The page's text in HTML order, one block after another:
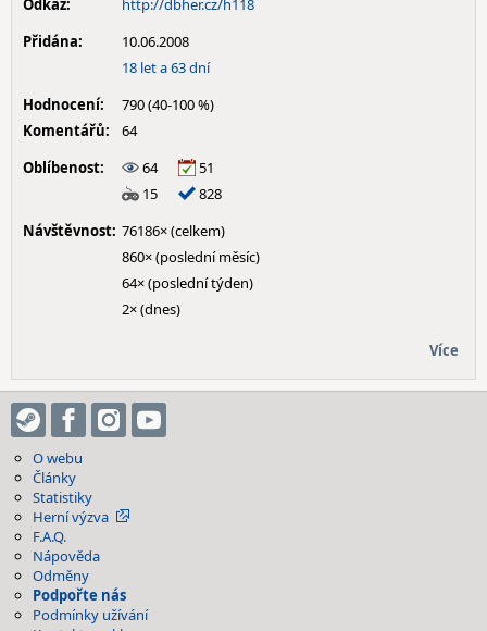
Odkaz:
http://dbher.cz/h118
Přidána:
10.06.2008
18 let a 63 dní
Hodnocení:
790 (40-100 %)
Komentářů:
64
Oblíbenost:
64
51
15
828
Návštěvnost: 76186× (celkem)
860× (poslední měsíc)
64× (poslední týden)
2× (dnes)
Více
O webu
Články
Statistiky
Herní výzva
F.A.Q.
Nápověda
Odměny
Podpořte nás
Podmínky užívání